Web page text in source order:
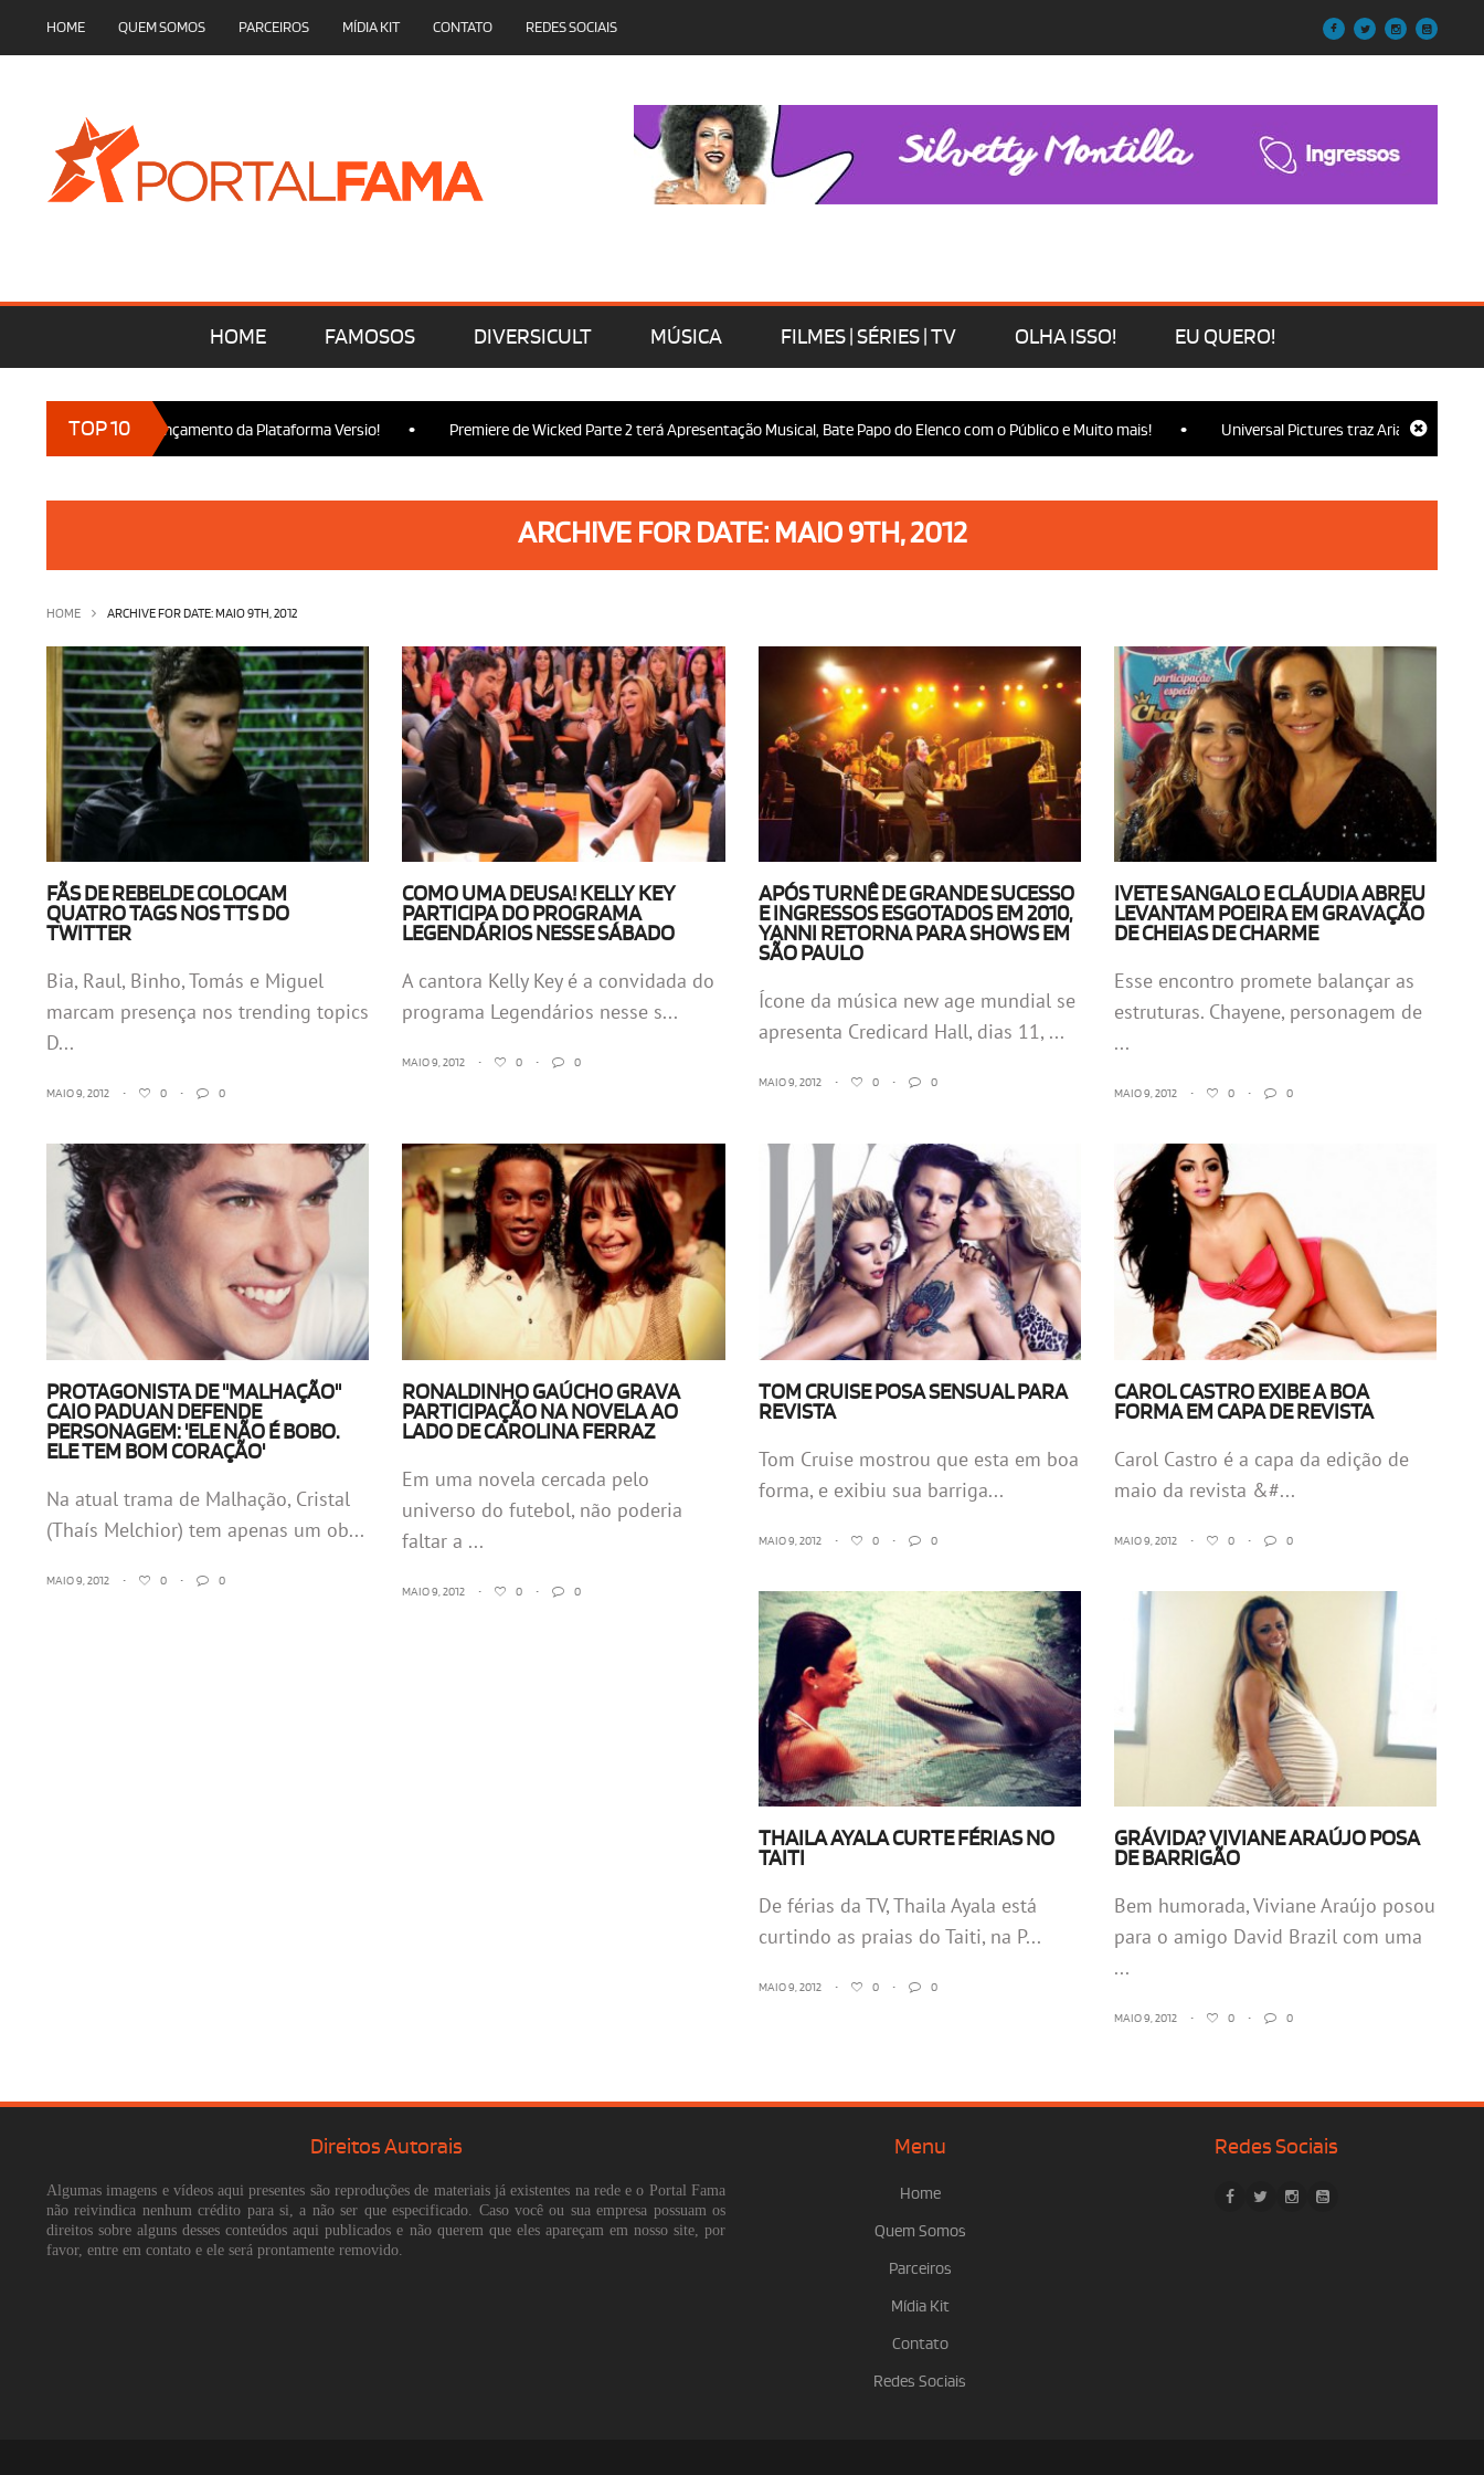
HOME QUEM SOMOS PARCEIROS MÍDIA KIT CONTATO REDES SOCIAIS
HOME FAMOSOS DIVERSICULT MÚSICA FILMES | SÉRIES | TV OLHA ISSO! EU QUERO!
TOP 10
presença no Lançamento da Plataforma Versio! • Premiere de Wicked Parte 2 terá Apresentação Musical, Bate Papo do Elenco com o Público e Muito mais! • Universal Pictures traz Ariana Grande,
ARCHIVE FOR DATE: MAIO 9TH, 2012
HOME ARCHIVE FOR DATE: MAIO 9TH, 2012
FÃS DE REBELDE COLOCAM
QUATRO TAGS NOS TTS DO
TWITTER
Bia, Raul, Binho, Tomás e Miguel
marcam presença nos trending topics
D...
MAIO 9, 2012 • 0 • 0
COMO UMA DEUSA! KELLY KEY
PARTICIPA DO PROGRAMA
LEGENDÁRIOS NESSE SÁBADO
A cantora Kelly Key é a convidada do
programa Legendários nesse s...
MAIO 9, 2012 • 0 • 0
APÓS TURNÊ DE GRANDE SUCESSO
E INGRESSOS ESGOTADOS EM 2010,
YANNI RETORNA PARA SHOWS EM
SÃO PAULO
Ícone da música new age mundial se
apresenta Credicard Hall, dias 11, ...
MAIO 9, 2012 • 0 • 0
IVETE SANGALO E CLÁUDIA ABREU
LEVANTAM POEIRA EM GRAVAÇÃO
DE CHEIAS DE CHARME
Esse encontro promete balançar as
estruturas. Chayene, personagem de
...
MAIO 9, 2012 • 0 • 0
PROTAGONISTA DE "MALHAÇÃO"
CAIO PADUAN DEFENDE
PERSONAGEM: 'ELE NÃO É BOBO.
ELE TEM BOM CORAÇÃO'
Na atual trama de Malhação, Cristal
(Thaís Melchior) tem apenas um ob...
MAIO 9, 2012 • 0 • 0
RONALDINHO GAÚCHO GRAVA
PARTICIPAÇÃO NA NOVELA AO
LADO DE CAROLINA FERRAZ
Em uma novela cercada pelo
universo do futebol, não poderia
faltar a ...
MAIO 9, 2012 • 0 • 0
TOM CRUISE POSA SENSUAL PARA
REVISTA
Tom Cruise mostrou que esta em boa
forma, e exibiu sua barriga...
MAIO 9, 2012 • 0 • 0
CAROL CASTRO EXIBE A BOA
FORMA EM CAPA DE REVISTA
Carol Castro é a capa da edição de
maio da revista &#...
MAIO 9, 2012 • 0 • 0
THAILA AYALA CURTE FÉRIAS NO
TAITI
De férias da TV, Thaila Ayala está
curtindo as praias do Taiti, na P...
MAIO 9, 2012 • 0 • 0
GRÁVIDA? VIVIANE ARAÚJO POSA
DE BARRIGÃO
Bem humorada, Viviane Araújo posou
para o amigo David Brazil com uma
...
MAIO 9, 2012 • 0 • 0
Direitos Autorais
Algumas imagens e vídeos aqui presentes são reproduções de materiais já existentes na rede e o Portal Fama
não reivindica nenhum crédito para si, a não ser que especificado. Caso você ou sua empresa possuam os
direitos sobre alguns desses conteúdos aqui publicados e não querem que eles apareçam em nosso site, por
favor, entre em contato e ele será prontamente removido.
Menu
Home
Quem Somos
Parceiros
Mídia Kit
Contato
Redes Sociais
Redes Sociais